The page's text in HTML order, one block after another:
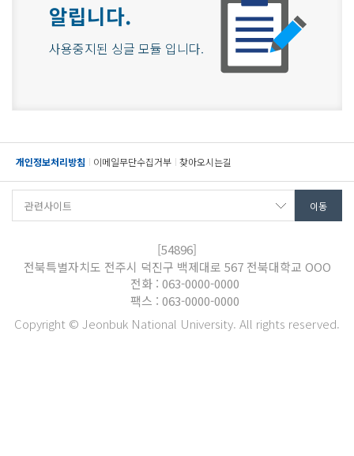
알립니다.
사용중지된 싱글 모듈 입니다.
개인정보처리방침 이메일무단수집거부 찾아오시는길
[54896]
전북특별자치도 전주시 덕진구 백제대로 567 전북대학교 OOO
전화 : 063-0000-0000
팩스 : 063-0000-0000
Copyright © Jeonbuk National University. All rights reserved.